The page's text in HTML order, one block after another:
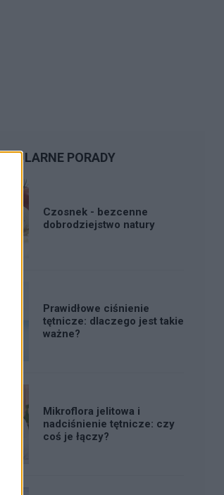
PORADY
Czosnek - bezcenne
dobrodziejstwo natury
Prawidłowe ciśnienie
tętnicze: dlaczego jest takie
ważne?
Mikroflora jelitowa i
nadciśnienie tętnicze: czy
coś je łączy?